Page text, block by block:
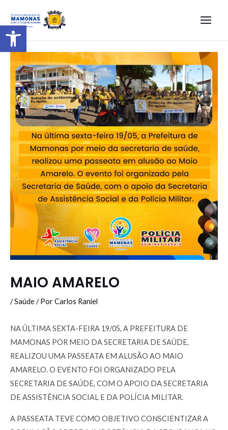
Barra de Ferramentas Aberta
MAIO AMARELO
/Saúde/ PorCarlos Raniel
NA ÚLTIMA SEXTA-FEIRA 19/05, A PREFEITURA DE
MAMONAS POR MEIO DA SECRETARIA DE SAÚDE,
REALIZOU UMA PASSEATA EM ALUSÃO AO MAIO
AMARELO. O EVENTO FOI ORGANIZADO PELA
SECRETARIA DE SAÚDE, COM O APOIO DA SECRETARIA
DE ASSISTÊNCIA SOCIAL E DA POLÍCIA MILITAR.
A PASSEATA TEVE COMO OBJETIVO CONSCIENTIZAR A